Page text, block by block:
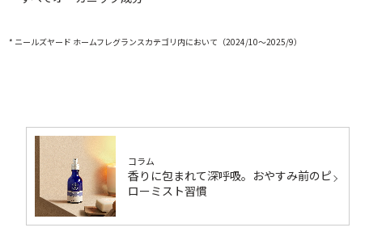
* ニールズヤード ホームフレグランスカテゴリ内において（2024/10～2025/9）
コラム
香りに包まれて深呼吸。おやすみ前のピ
ローミスト習慣